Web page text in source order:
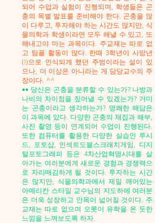
되어 수업과 실험이 진행되며, 학생들은 곤
충의 목별 발표를 준비해야 한다. 곤충을 많
이 다루고, 투자해야 하는 시간도 많지만, 식
물의학과 학생이라면 모두 해낼 수 있고, 또
해내고야 마는 과목이다. 주교재는 따로 없
고 팀플 활동이 많다. 한때 3학년이 사망년
(!)으로 인식되게 했던 주범이라는 설이 있
으나, 더 이상은 아니라는 게 담당교수의 주
장이다. ^^
•• 당신은 곤충을 분류할 수 있는가? 나방과
나비의 차이점을 짚어낼 수 있겠는가? 거미
는 곤충이라고 생각하는가? 명쾌한 해답은
이 과목에 있다. 다양한 곤충의 채집과 해부,
사진 촬영 등이 연계되어 수업이 진행된다.
또한 컴퓨터를 활용한 다양한 실습인 루시
드, 포토샵, 인섹트도블스크래치게임, 디지
털포토그래피 등은 4차산업혁명시대를 살
아가는 여러분에게 새로운 경험과 경쟁력으
로 자리매김하게 될 것이다. 투자하는 시간
은 많지만, 식물의학과에서 제일 깨어있는
아메리칸 스타일 교수님의 지도하에 여러분
은 더욱 성장하고 안목이 넓어질 것이다. 주
교재는 따로 없으며 오롯이 유학을 온 듯한
느낌을 느껴보도록 하자.